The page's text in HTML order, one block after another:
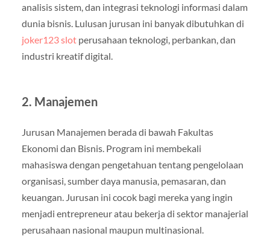
analisis sistem, dan integrasi teknologi informasi dalam
dunia bisnis. Lulusan jurusan ini banyak dibutuhkan di
joker123 slotperusahaan teknologi, perbankan, dan
industri kreatif digital.
2. Manajemen
Jurusan Manajemen berada di bawah Fakultas
Ekonomi dan Bisnis. Program ini membekali
mahasiswa dengan pengetahuan tentang pengelolaan
organisasi, sumber daya manusia, pemasaran, dan
keuangan. Jurusan ini cocok bagi mereka yang ingin
menjadi entrepreneur atau bekerja di sektor manajerial
perusahaan nasional maupun multinasional.